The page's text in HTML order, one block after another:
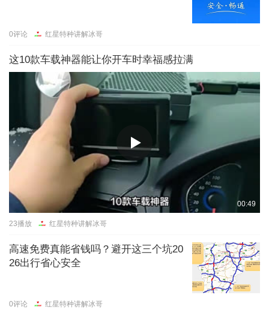
0评论 红星特种讲解冰哥
这10款车载神器能让你开车时幸福感拉满
00:49
23播放 红星特种讲解冰哥
高速免费真能省钱吗？避开这三个坑20
26出行省心安全
0评论 红星特种讲解冰哥